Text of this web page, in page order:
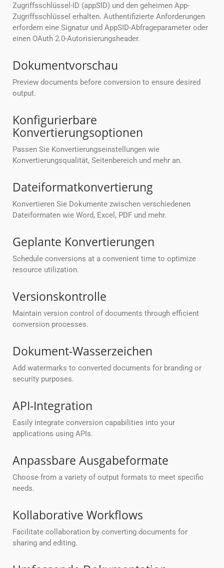
Zugriffsschlüssel-ID (appSID) und den geheimen App-
Zugriffsschlüssel erhalten. Authentifizierte Anforderungen
erfordern eine Signatur und AppSID-Abfrageparameter oder
einen OAuth 2.0-Autorisierungsheader.
Dokumentvorschau
Preview documents before conversion to ensure desired
output.
Konfigurierbare
Konvertierungsoptionen
Passen Sie Konvertierungseinstellungen wie
Konvertierungsqualität, Seitenbereich und mehr an.
Dateiformatkonvertierung
Konvertieren Sie Dokumente zwischen verschiedenen
Dateiformaten wie Word, Excel, PDF und mehr.
Geplante Konvertierungen
Schedule conversions at a convenient time to optimize
resource utilization.
Versionskontrolle
Maintain version control of documents through efficient
conversion processes.
Dokument-Wasserzeichen
Add watermarks to converted documents for branding or
security purposes.
API-Integration
Easily integrate conversion capabilities into your
applications using APIs.
Anpassbare Ausgabeformate
Choose from a variety of output formats to meet specific
needs.
Kollaborative Workflows
Facilitate collaboration by converting documents for
sharing and editing.